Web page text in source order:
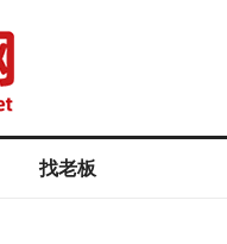
找老板